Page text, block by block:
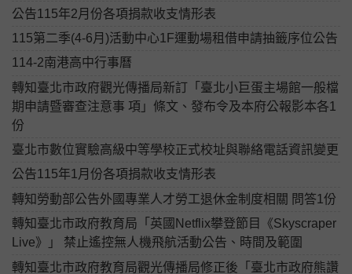
公告115年2月份各項捐款收支情形表
115第二季(4-6月)活動中心1F運動場租借申請抽籤序位公告
114-2南港高中行事曆
轉知臺北市政府觀光傳播局新訂「臺北小巨蛋主場館一般檔
期申請暨審查注意事 項」條文、發布令及本府公報影本各1
份
臺北市數位實驗高級中等學校正式校址與聯絡電話資訊變更
公告115年1月份各項捐款收支情形表
轉知勞動部公告外國專業人才勞工退休金制度相關 問答1份
轉知臺北市政府教育局「英國Netflix攀登節目《Skyscraper
Live》」 禁止遙控無人機飛航活動公告、時間及範圍
轉知臺北市政府教育局觀光傳播局修正後「臺北市政府熊讚